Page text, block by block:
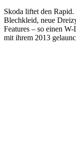
Skoda liftet den
Blechkleid, neue
Features – so einen
mit ihrem 2013